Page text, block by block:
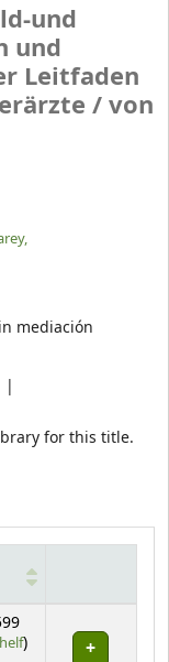
und
und
Leitfaden
/von
mediación
for this title.
(Opens below)
)